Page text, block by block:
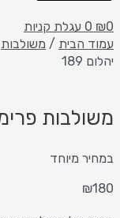
₪0
0 עגלת קניות
עמוד הבית / משולבות
יהלום 189
משולבות
במחיר מיוחד
₪180